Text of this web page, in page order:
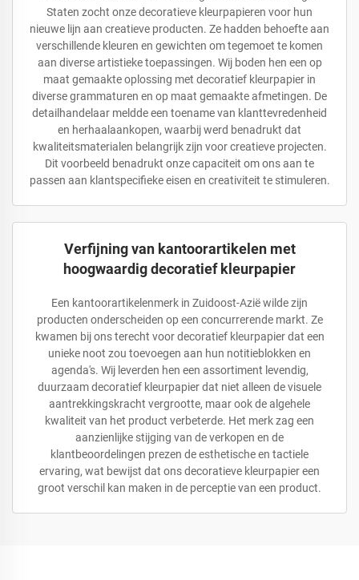
Staten zocht onze decoratieve kleurpapieren voor hun
nieuwe lijn aan creatieve producten. Ze hadden behoefte aan
verschillende kleuren en gewichten om tegemoet te komen
aan diverse artistieke toepassingen. Wij boden hen een op
maat gemaakte oplossing met decoratief kleurpapier in
diverse grammaturen en op maat gemaakte afmetingen. De
detailhandelaar meldde een toename van klanttevredenheid
en herhaalaankopen, waarbij werd benadrukt dat
kwaliteitsmaterialen belangrijk zijn voor creatieve projecten.
Dit voorbeeld benadrukt onze capaciteit om ons aan te
passen aan klantspecifieke eisen en creativiteit te stimuleren.
Verfijning van kantoorartikelen met
hoogwaardig decoratief kleurpapier
Een kantoorartikelenmerk in Zuidoost-Azië wilde zijn
producten onderscheiden op een concurrerende markt. Ze
kwamen bij ons terecht voor decoratief kleurpapier dat een
unieke noot zou toevoegen aan hun notitieblokken en
agenda's. Wij leverden hen een assortiment levendig,
duurzaam decoratief kleurpapier dat niet alleen de visuele
aantrekkingskracht vergrootte, maar ook de algehele
kwaliteit van het product verbeterde. Het merk zag een
aanzienlijke stijging van de verkopen en de
klantbeoordelingen prezen de esthetische en tactiele
ervaring, wat bewijst dat ons decoratieve kleurpapier een
groot verschil kan maken in de perceptie van een product.